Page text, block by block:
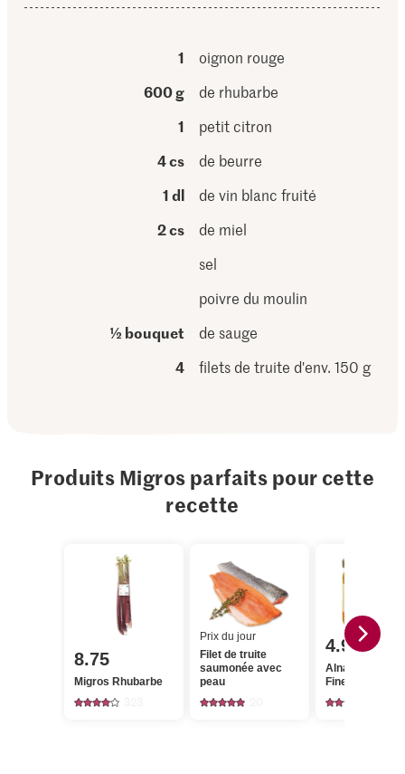
1
oignon rouge
600 g
de rhubarbe
1
petit citron
4 cs
de beurre
1 dl
de vin blanc fruité
2 cs
de miel
sel
poivre du moulin
½ bouquet
de sauge
4
filets de truite d'env. 150 g
Produits Migros parfaits pour cette
recette
8.75
Migros Rhubarbe
Prix du jour
Filet de truite
saumonée avec
peau
4.95
Alnatura Bio
Fine fleur